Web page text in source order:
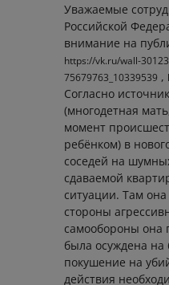
Уважаемые
Российской
внимание на
https://vk.ru/wall-
75679763_10339539 ,
Согласно
(многодетная
момент
ребёнком) в
соседей на
сдаваемой
ситуации. Там
стороны
самообороны она
была осуждена на
покушение на
действия